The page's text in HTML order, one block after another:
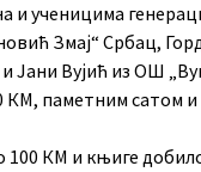
и ученицима
Змај“ Србац,
Јани Вујић из ОШ
КМ, паметним сатом
100 КМ и књиге